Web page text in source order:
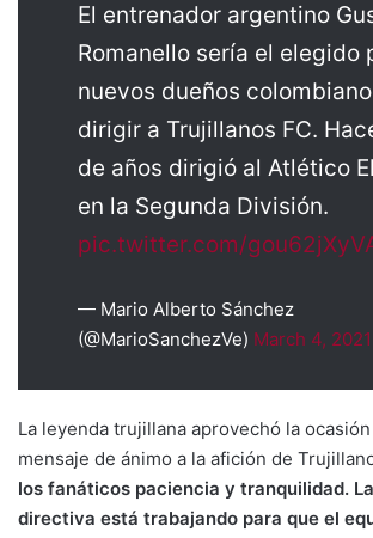
El entrenador argentino
Romanello sería el elegido
nuevos dueños
dirigir a Trujillanos FC.
de años dirigió al Atlético
en la Segunda División.
pic.twitter.com/
— Mario Alberto Sánchez
(@MarioSanchezVe) March 4, 2021
La leyenda trujillana aprovechó la
mensaje de ánimo a la afición de
los fanáticos paciencia y tranquilidad.
directiva está trabajando para que el